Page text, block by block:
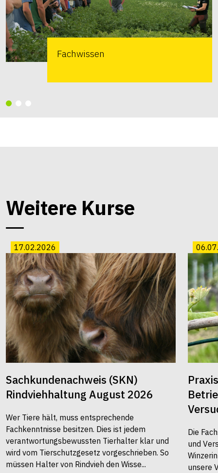
Fachwissen
Weitere Kurse
17.02.2026
Sachkundenachweis (SKN)
Rindviehhaltung August 2026
Wer Tiere hält, muss entsprechende
Fachkenntnisse besitzen. Dies ist jedem
verantwortungsbewussten Tierhalter klar und
wird vom Tierschutzgesetz vorgeschrieben. So
müssen Halter von Rindvieh den Wisse...
Die
und
unsere